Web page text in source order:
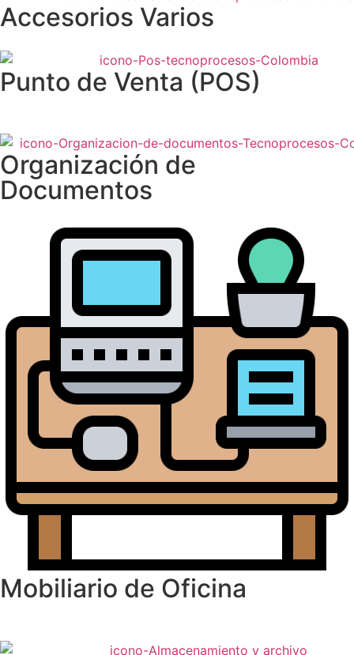
Accesorios Varios
Punto de Venta (POS)
Organización de
Documentos
Mobiliario de Oficina